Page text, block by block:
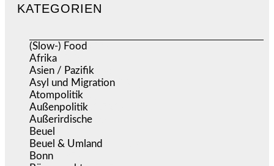
KATEGORIEN
(Slow-) Food
Afrika
Asien / Pazifik
Asyl und Migration
Atompolitik
Außenpolitik
Außerirdische
Beuel
Beuel & Umland
Bonn